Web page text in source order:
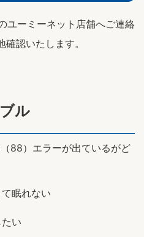
ユーミーネット店舗へご連絡
認いたします。
ル
88）エラーが出ているがど
眠れない
い